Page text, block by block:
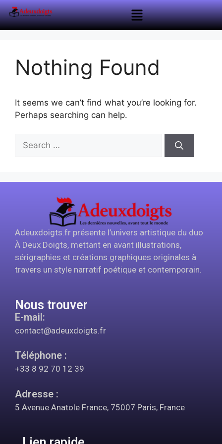
Nothing Found
It seems we can’t find what you’re looking for.
Perhaps searching can help.
Adeuxdoigts.fr présente l’univers artistique du duo
À Deux Doigts, mettant en avant illustrations,
sérigraphies et créations graphiques originales à
travers un style narratif poétique et contemporain.
Nous trouver
E-mail:
contact@adeuxdoigts.fr
Téléphone :
+33 8 92 70 12 39
Adresse :
5 Avenue Anatole France, 75007 Paris, France